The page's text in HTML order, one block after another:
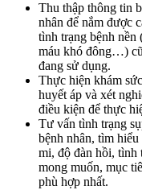
Thu thập thông tin
nhân để nắm được
tình trạng bệnh nền
máu khó đông…)
đang sử dụng.
Thực hiện khám
huyết áp và xét
điều kiện để thực
Tư vấn tình trạng
bệnh nhân, tìm
mi, độ đàn hồi,
mong muốn, mục
phù hợp nhất.